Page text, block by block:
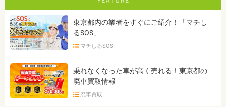
東京都内の業者をすぐにご紹介！「マチし
るSOS」
マチしるSOS
乗れなくなった車が高く売れる！東京都の
廃車買取情報
廃車買取